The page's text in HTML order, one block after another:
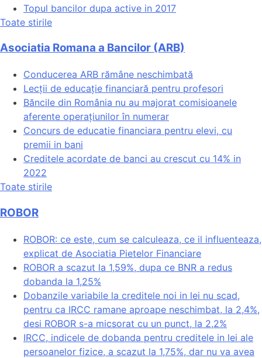
Topul bancilor dupa active in 2017
Toate stirile
Asociatia Romana a Bancilor (ARB)
Conducerea ARB rămâne neschimbată
Lecții de educație financiară pentru profesori
Băncile din România nu au majorat comisioanele
aferente operațiunilor în numerar
Concurs de educatie financiara pentru elevi, cu
premii in bani
Creditele acordate de banci au crescut cu 14% in
2022
Toate stirile
ROBOR
ROBOR: ce este, cum se calculeaza, ce il influenteaza,
explicat de Asociatia Pietelor Financiare
ROBOR a scazut la 1,59%, dupa ce BNR a redus
dobanda la 1,25%
Dobanzile variabile la creditele noi in lei nu scad,
pentru ca IRCC ramane aproape neschimbat, la 2,4%,
desi ROBOR s-a micsorat cu un punct, la 2,2%
IRCC, indicele de dobanda pentru creditele in lei ale
persoanelor fizice, a scazut la 1,75%, dar nu va avea